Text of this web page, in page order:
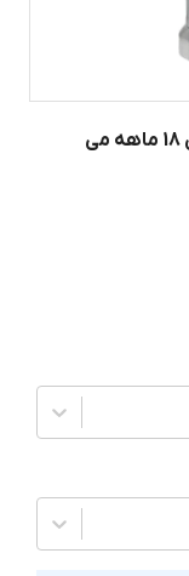
آسیاب قهوه مباشی مدل 2306 - گارانتی 18 ماهه می